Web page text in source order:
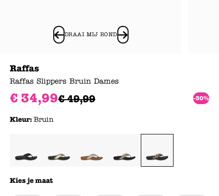
DRAAI MIJ ROND
Raffas
Raffas Slippers Bruin Dames
€ 34,99€ 49,99 -30%
Kleur: Bruin
Kies je maat